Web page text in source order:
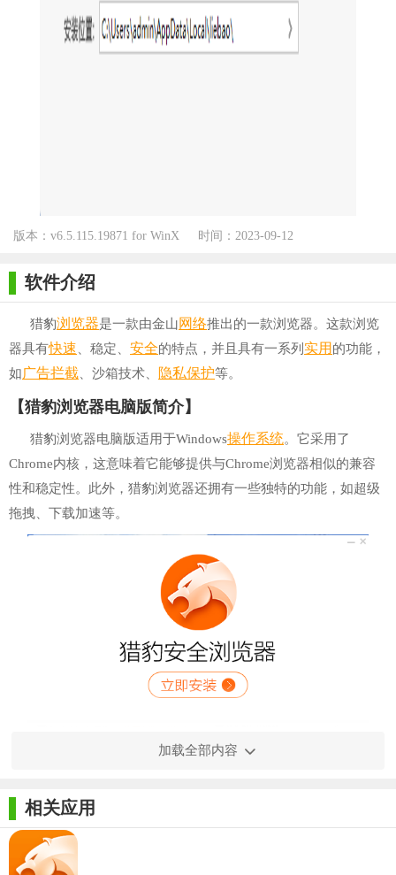
版本：v6.5.115.19871 for WinX
时间：2023-09-12
软件介绍
猎豹浏览器是一款由金山网络推出的一款浏览器。这款浏览
器具有快速 、稳定、 安全的特点，并且具有一系列 实用的功能，
如广告拦截 、沙箱技术、 隐私保护等。
【猎豹浏览器电脑版简介】
猎豹浏览器电脑版适用于Windows操作系统。它采用了
Chrome内核，这意味着它能够提供与Chrome浏览器相似的兼容
性和稳定性。此外，猎豹浏览器还拥有一些独特的功能，如超级
拖拽、下载加速等。
【猎豹浏览器电脑版技巧】
加载全部内容
相关应用